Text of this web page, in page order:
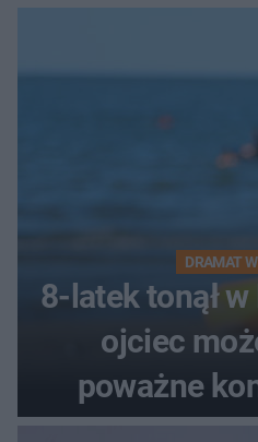
DRAMAT
8-latek tonął
ojciec
poważne